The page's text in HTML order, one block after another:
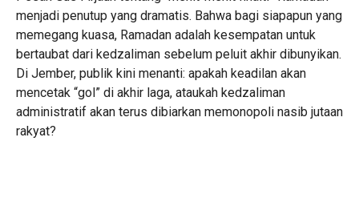
menjadi penutup yang dramatis. Bahwa bagi siapapun yang
memegang kuasa, Ramadan adalah kesempatan untuk
bertaubat dari kedzaliman sebelum peluit akhir dibunyikan.
Di Jember, publik kini menanti: apakah keadilan akan
mencetak “gol” di akhir laga, ataukah kedzaliman
administratif akan terus dibiarkan memonopoli nasib jutaan
rakyat?